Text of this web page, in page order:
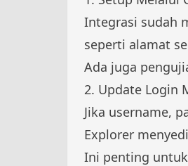
Integrasi sudah
seperti alamat
Ada juga
2. Update Login
Jika username,
Explorer
Ini penting